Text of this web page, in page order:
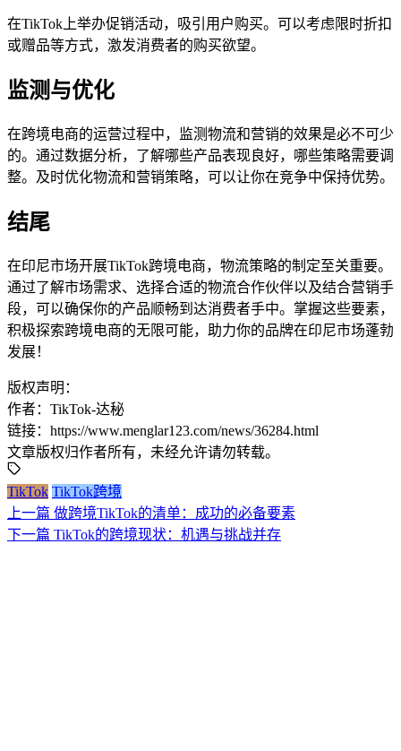
在TikTok上举办促销活动，吸引用户购买。可以考虑限时折扣
或赠品等方式，激发消费者的购买欲望。
监测与优化
在跨境电商的运营过程中，监测物流和营销的效果是必不可少
的。通过数据分析，了解哪些产品表现良好，哪些策略需要调
整。及时优化物流和营销策略，可以让你在竞争中保持优势。
结尾
在印尼市场开展TikTok跨境电商，物流策略的制定至关重要。
通过了解市场需求、选择合适的物流合作伙伴以及结合营销手
段，可以确保你的产品顺畅到达消费者手中。掌握这些要素，
积极探索跨境电商的无限可能，助力你的品牌在印尼市场蓬勃
发展！
版权声明：
作者：TikTok-达秘
链接：https://www.menglar123.com/news/36284.html
文章版权归作者所有，未经允许请勿转载。
TikTok TikTok跨境
上一篇 做跨境TikTok的清单：成功的必备要素
下一篇 TikTok的跨境现状：机遇与挑战并存